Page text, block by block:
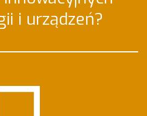
i urządzeń?